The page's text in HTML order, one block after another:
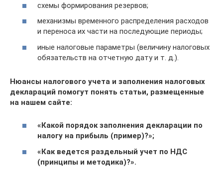
схемы формирования резервов;
механизмы временного распределения расходов
и переноса их части на последующие периоды;
иные налоговые параметры (величину налоговых
обязательств на отчетную дату и т. д.).
Нюансы налогового учета и заполнения налоговых
деклараций помогут понять статьи, размещенные
на нашем сайте:
«Какой порядок заполнения декларации по
налогу на прибыль (пример)?»;
«Как ведется раздельный учет по НДС
(принципы и методика)?».